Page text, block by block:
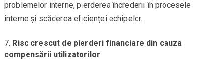
problemelor interne, pierderea încrederii în procesele
interne și scăderea eficienței echipelor.
Risc crescut de pierderi financiare din cauza
compensării utilizatorilor